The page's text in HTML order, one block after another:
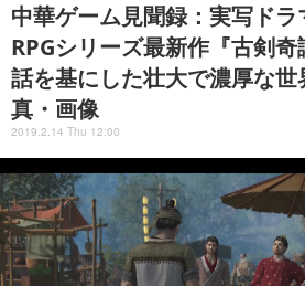
中華ゲーム見聞録：実写ド
RPGシリーズ最新作『古剣
話を基にした壮大で濃厚な
真・画像
2019.2.14 Thu 12:00